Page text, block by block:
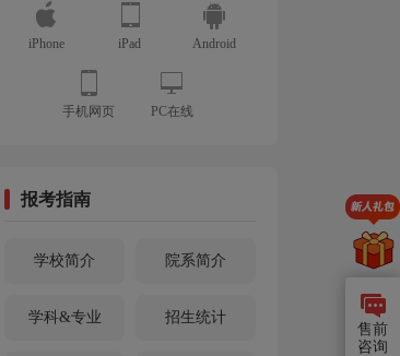
iPhone iPad Android
手机网页 PC在线
报考指南
学校简介 院系简介
学科&专业 招生统计
售前
咨询